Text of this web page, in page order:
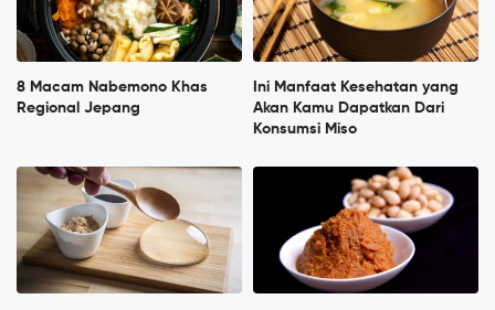
8 Macam Nabemono Khas
Regional Jepang
Ini Manfaat Kesehatan yang
Akan Kamu Dapatkan Dari
Konsumsi Miso